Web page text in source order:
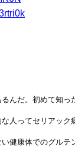
んだ。初めて知っ
人ってセリアック
い健康体でのグル